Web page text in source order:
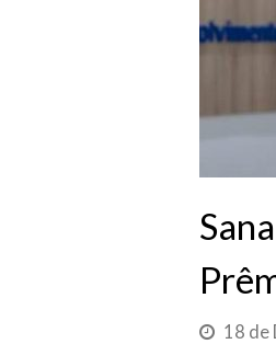
18 de